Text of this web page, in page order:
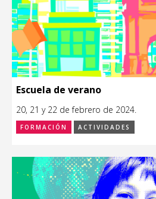
Escuela de verano
20, 21 y 22 de febrero de 2024.
FORMACIÓN ACTIVIDADES